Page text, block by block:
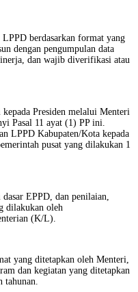
berdasarkan format yang
dengan pengumpulan data
dan wajib diverifikasi atau
Presiden melalui Menteri
Pasal 11 ayat (1) PP ini.
LPPD Kabupaten/Kota kepada
pusat yang dilakukan 1
EPPD, dan penilaian,
dilakukan oleh
(K/L).
yang ditetapkan oleh Menteri,
dan kegiatan yang ditetapkan
tahunan.